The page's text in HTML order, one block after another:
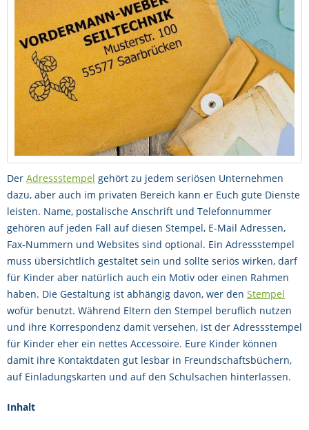
Der Adressstempel gehört zu jedem seriösen Unternehmen
dazu, aber auch im privaten Bereich kann er Euch gute Dienste
leisten. Name, postalische Anschrift und Telefonnummer
gehören auf jeden Fall auf diesen Stempel, E-Mail Adressen,
Fax-Nummern und Websites sind optional. Ein Adressstempel
muss übersichtlich gestaltet sein und sollte seriös wirken, darf
für Kinder aber natürlich auch ein Motiv oder einen Rahmen
haben. Die Gestaltung ist abhängig davon, wer den Stempel
wofür benutzt. Während Eltern den Stempel beruflich nutzen
und ihre Korrespondenz damit versehen, ist der Adressstempel
für Kinder eher ein nettes Accessoire. Eure Kinder können
damit ihre Kontaktdaten gut lesbar in Freundschaftsbüchern,
auf Einladungskarten und auf den Schulsachen hinterlassen.
Inhalt